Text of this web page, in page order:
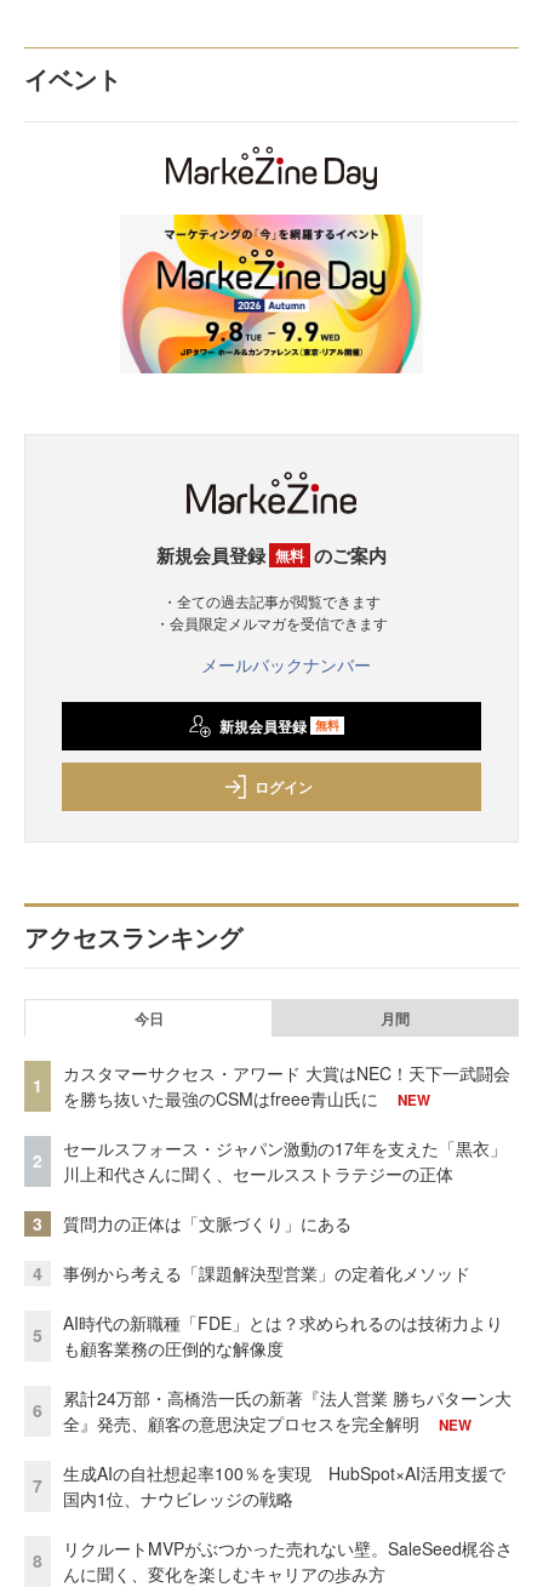
イベント
新規会員登録 無料 のご案内
・全ての過去記事が閲覧できます
・会員限定メルマガを受信できます
メールバックナンバー
新規会員登録 無料
ログイン
アクセスランキング
今日 月間
1
カスタマーサクセス・アワード 大賞はNEC！天下一武闘会
を勝ち抜いた最強のCSMはfreee青山氏に
NEW
2
セールスフォース・ジャパン激動の17年を支えた「黒衣」
川上和代さんに聞く、セールスストラテジーの正体
3 質問力の正体は「文脈づくり」にある
4 事例から考える「課題解決型営業」の定着化メソッド
5
AI時代の新職種「FDE」とは？求められるのは技術力より
も顧客業務の圧倒的な解像度
6
累計24万部・高橋浩一氏の新著『法人営業 勝ちパターン大
全』発売、顧客の意思決定プロセスを完全解明
NEW
7
生成AIの自社想起率100％を実現 HubSpot×AI活用支援で
国内1位、ナウビレッジの戦略
8
リクルートMVPがぶつかった売れない壁。SaleSeed梶谷さ
んに聞く、変化を楽しむキャリアの歩み方